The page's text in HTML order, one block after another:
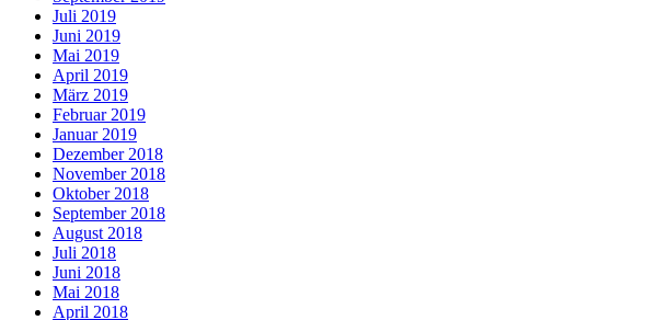
Juli 2019
Juni 2019
Mai 2019
April 2019
März 2019
Februar 2019
Januar 2019
Dezember 2018
November 2018
Oktober 2018
September 2018
August 2018
Juli 2018
Juni 2018
Mai 2018
April 2018